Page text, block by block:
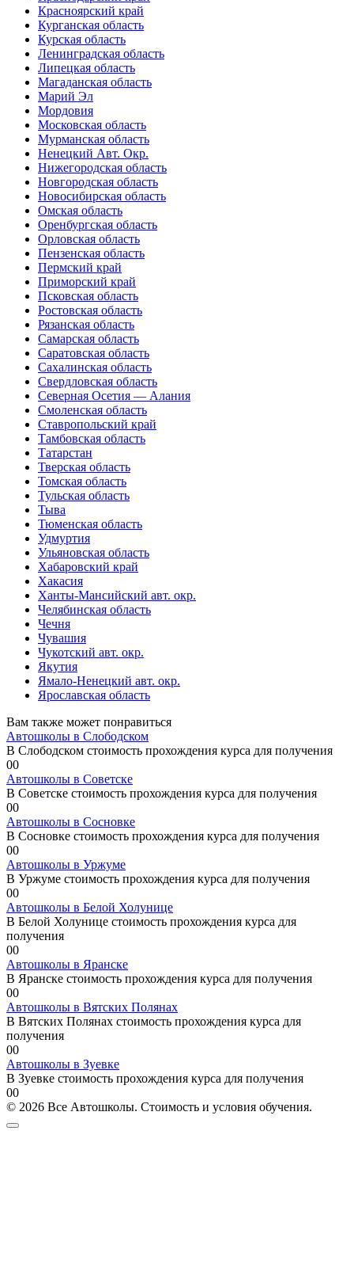
Красноярский край
Курганская область
Курская область
Ленинградская область
Липецкая область
Магаданская область
Марий Эл
Мордовия
Московская область
Мурманская область
Ненецкий Авт. Окр.
Нижегородская область
Новгородская область
Новосибирская область
Омская область
Оренбургская область
Орловская область
Пензенская область
Пермский край
Приморский край
Псковская область
Ростовская область
Рязанская область
Самарская область
Саратовская область
Сахалинская область
Свердловская область
Северная Осетия — Алания
Смоленская область
Ставропольский край
Тамбовская область
Татарстан
Тверская область
Томская область
Тульская область
Тыва
Тюменская область
Удмуртия
Ульяновская область
Хабаровский край
Хакасия
Ханты-Мансийский авт. окр.
Челябинская область
Чечня
Чувашия
Чукотский авт. окр.
Якутия
Ямало-Ненецкий авт. окр.
Ярославская область
Вам также может понравиться
Автошколы в Слободском
В Слободском стоимость прохождения курса для получения
00
Автошколы в Советске
В Советске стоимость прохождения курса для получения
00
Автошколы в Сосновке
В Сосновке стоимость прохождения курса для получения
00
Автошколы в Уржуме
В Уржуме стоимость прохождения курса для получения
00
Автошколы в Белой Холунице
В Белой Холунице стоимость прохождения курса для
получения
00
Автошколы в Яранске
В Яранске стоимость прохождения курса для получения
00
Автошколы в Вятских Полянах
В Вятских Полянах стоимость прохождения курса для
получения
00
Автошколы в Зуевке
В Зуевке стоимость прохождения курса для получения
00
© 2026 Все Автошколы. Стоимость и условия обучения.